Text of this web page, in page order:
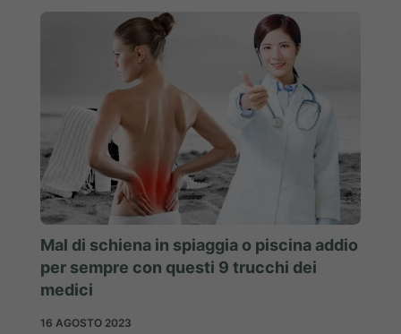
Mal di schiena in spiaggia o piscina addio
per sempre con questi 9 trucchi dei
medici
16 AGOSTO 2023